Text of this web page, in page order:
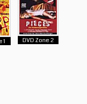
1 DVD Zone 2